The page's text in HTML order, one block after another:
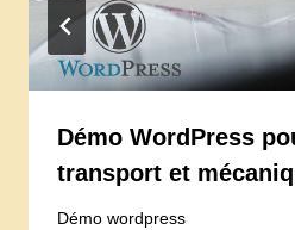
Démo WordPress
transport et
Démo wordpress